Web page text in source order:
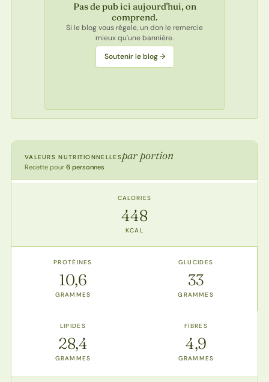
Pas de pub ici aujourd'hui, on
comprend.
Si le blog vous régale, un don le remercie
mieux qu'une bannière.
Soutenir le blog →
VALEURS NUTRITIONNELLESpar portion
Recette pour 6 personnes
CALORIES
448
KCAL
PROTÉINES
10,6
GRAMMES
GLUCIDES
33
GRAMMES
LIPIDES
28,4
GRAMMES
FIBRES
4,9
GRAMMES